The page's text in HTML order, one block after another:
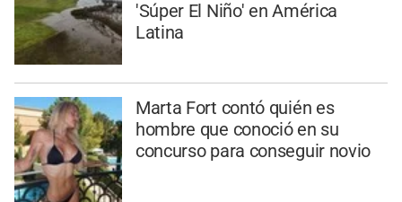
'Súper El Niño' en América
Latina
Marta Fort contó quién es
hombre que conoció en su
concurso para conseguir novio